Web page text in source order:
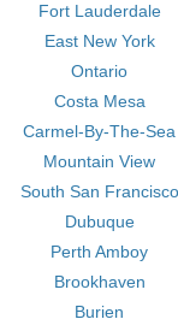
Fort Lauderdale
East New York
Ontario
Costa Mesa
Carmel-By-The-Sea
Mountain View
South San Francisco
Dubuque
Perth Amboy
Brookhaven
Burien